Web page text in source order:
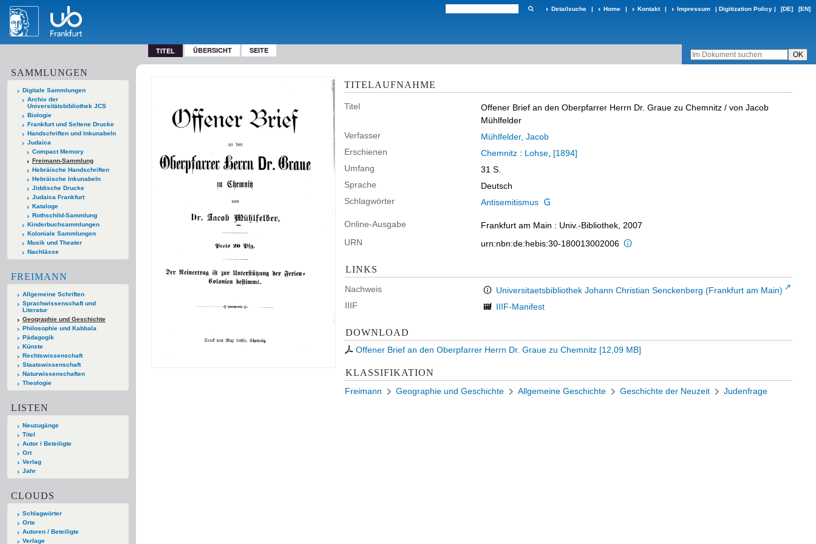
Detailsuche | Home | Kontakt | Impressum | Digitization Policy | [DE] [EN]
TITEL ÜBERSICHT SEITE
SAMMLUNGEN
Digitale Sammlungen
Archiv der
Universitätsbibliothek JCS
Biologie
Frankfurt und Seltene Drucke
Handschriften und Inkunabeln
Judaica
Compact Memory
Freimann-Sammlung
Hebräische Handschriften
Hebräische Inkunabeln
Jiddische Drucke
Judaica Frankfurt
Kataloge
Rothschild-Sammlung
Kinderbuchsammlungen
Koloniale Sammlungen
Musik und Theater
Nachlässe
FREIMANN
Allgemeine Schriften
Sprachwissenschaft und
Literatur
Geographie und Geschichte
Philosophie und Kabbala
Pädagogik
Künste
Rechtswissenschaft
Staatswissenschaft
Naturwissenschaften
Theologie
LISTEN
Neuzugänge
Titel
Autor / Beteiligte
Ort
Verlag
Jahr
CLOUDS
Schlagwörter
Orte
Autoren / Beteiligte
Verlage
TITELAUFNAHME
Titel Offener Brief an den Oberpfarrer Herrn Dr. Graue zu Chemnitz / von Jacob
Mühlfelder
Verfasser
Mühlfelder, Jacob
Erschienen
Chemnitz : Lohse [1894]
Umfang
31 S.
Sprache
Deutsch
Schlagwörter
Antisemitismus
Online-Ausgabe
Frankfurt am Main : Univ.-Bibliothek, 2007
URN
urn:nbn:de:hebis:30-180013002006
LINKS
Nachweis
Universitaetsbibliothek Johann Christian Senckenberg (Frankfurt am Main)
IIIF
IIIF-Manifest
DOWNLOAD
Offener Brief an den Oberpfarrer Herrn Dr. Graue zu Chemnitz [12,09 MB]
KLASSIFIKATION
Freimann Geographie und Geschichte Allgemeine Geschichte Geschichte der Neuzeit Judenfrage